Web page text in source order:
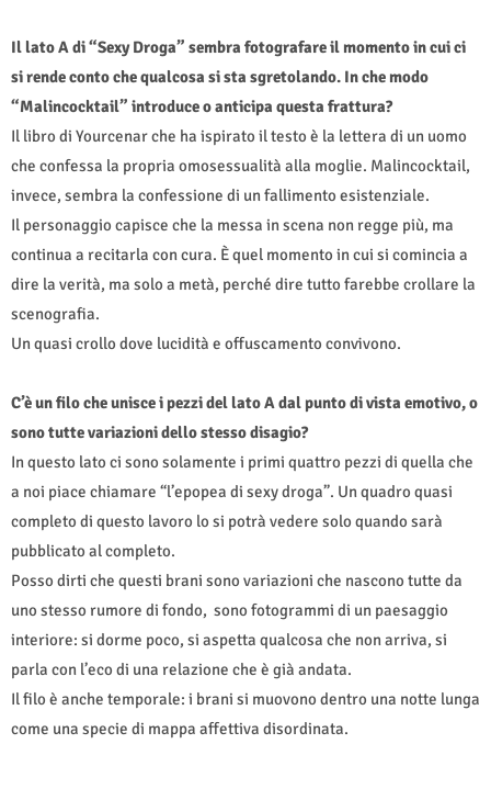
Il lato A di “Sexy Droga” sembra fotografare il momento in cui ci
si rende conto che qualcosa si sta sgretolando. In che modo
“Malincocktail” introduce o anticipa questa frattura?
Il libro di Yourcenar che ha ispirato il testo è la lettera di un uomo
che confessa la propria omosessualità alla moglie. Malincocktail,
invece, sembra la confessione di un fallimento esistenziale.
Il personaggio capisce che la messa in scena non regge più, ma
continua a recitarla con cura. È quel momento in cui si comincia a
dire la verità, ma solo a metà, perché dire tutto farebbe crollare la
scenografia.
Un quasi crollo dove lucidità e offuscamento convivono.
C’è un filo che unisce i pezzi del lato A dal punto di vista emotivo, o
sono tutte variazioni dello stesso disagio?
In questo lato ci sono solamente i primi quattro pezzi di quella che
a noi piace chiamare “l’epopea di sexy droga”. Un quadro quasi
completo di questo lavoro lo si potrà vedere solo quando sarà
pubblicato al completo.
Posso dirti che questi brani sono variazioni che nascono tutte da
uno stesso rumore di fondo, sono fotogrammi di un paesaggio
interiore: si dorme poco, si aspetta qualcosa che non arriva, si
parla con l’eco di una relazione che è già andata.
Il filo è anche temporale: i brani si muovono dentro una notte lunga
come una specie di mappa affettiva disordinata.